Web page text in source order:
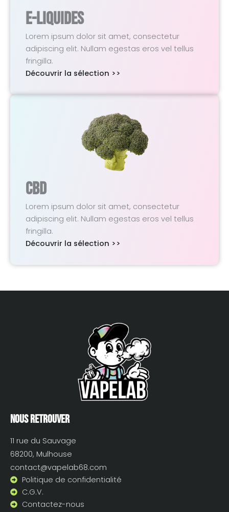
E-Liquides
Lorem ipsum dolor sit amet, consectetur
adipiscing elit. Nullam egestas eros vel tellus
fringilla.
Découvrir la sélection >>
CBD
Lorem ipsum dolor sit amet, consectetur
adipiscing elit. Nullam egestas eros vel tellus
fringilla.
Découvrir la sélection >>
Nous retrouver
11 rue du Sauvage
68200, Mulhouse
contact@vapelab68.com
Politique de confidentialité
C.G.V.
Contactez-nous